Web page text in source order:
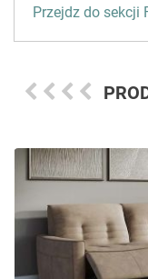
Przejdz do sekcji